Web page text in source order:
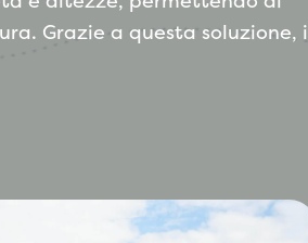
Grazie a questa soluzione, i